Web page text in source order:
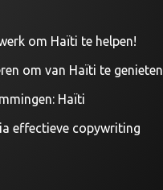
om Haïti te helpen!
om van Haïti te genieten
Haïti
effectieve copywriting